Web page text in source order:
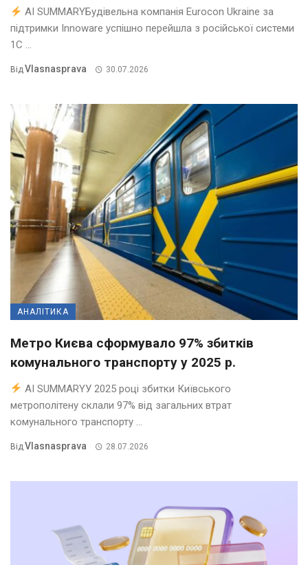
AI SUMMARYБудівельна компанія Eurocon Ukraine за
підтримки Innoware успішно перейшла з російської системи
1С ...
ВідVlasnasprava 30.07.2026
АНАЛІТИКА
Метро Києва сформувало 97% збитків
комунального транспорту у 2025 р.
AI SUMMARYУ 2025 році збитки Київського
метрополітену склали 97% від загальних втрат
комунального транспорту ...
Від Vlasnasprava 28.07.2026